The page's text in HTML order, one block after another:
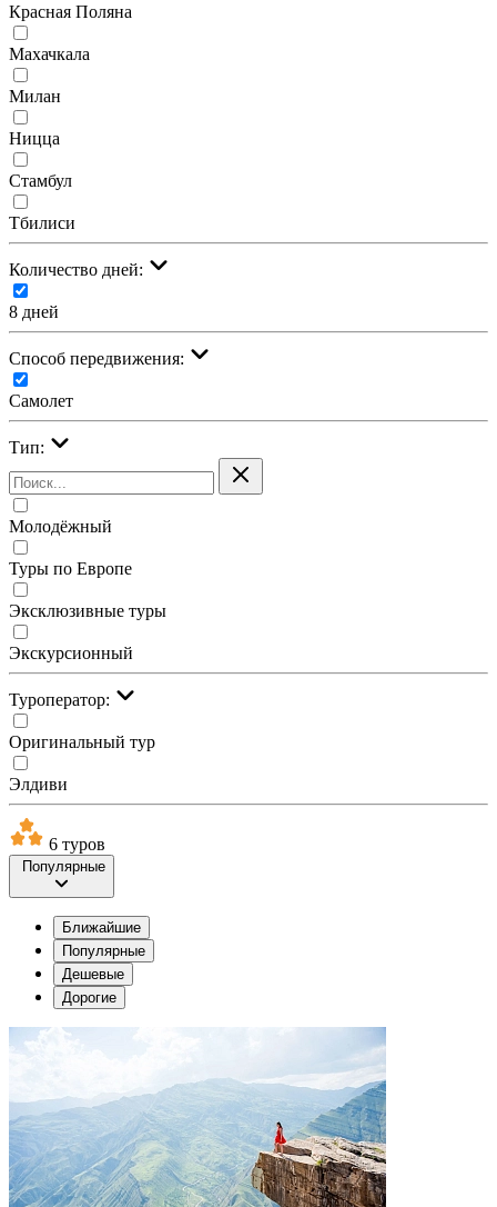
Красная Поляна
Махачкала
Милан
Ницца
Стамбул
Тбилиси
Количество дней:
8 дней
Cпособ передвижения:
Самолет
Тип:
Молодёжный
Туры по Европе
Эксклюзивные туры
Экскурсионный
Туроператор:
Оригинальный тур
Элдиви
6 туров
Популярные
Ближайшие
Популярные
Дешевые
Дорогие